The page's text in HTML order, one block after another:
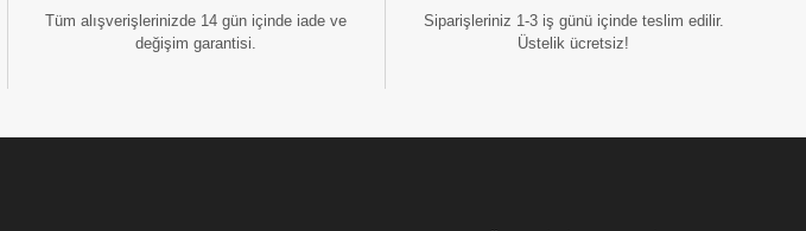
Tüm alışverişlerinizde 14 gün içinde iade ve
değişim garantisi.
Siparişleriniz 1-3 iş günü içinde teslim edilir.
Üstelik ücretsiz!